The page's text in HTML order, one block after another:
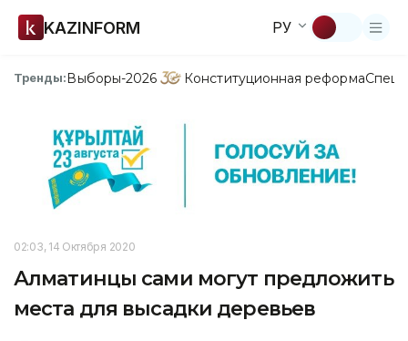
KAZINFORM РУ
Тренды:Выборы-2026 Конституционная реформа
02:03, 14 Октября 2020
Алматинцы сами могут предложить
места для высадки деревьев